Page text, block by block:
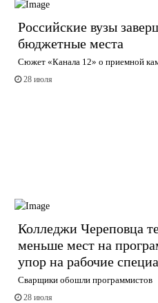
Российские вузы
бюджетные места
Сюжет «Канала 12» о приемной
28 июля
Колледжи Череповца
меньше мест на
упор на рабочие
Сварщики обошли программистов
28 июля